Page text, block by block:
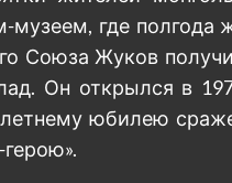
музеем, где
Союза Жуков
Он открылся в
юбилею